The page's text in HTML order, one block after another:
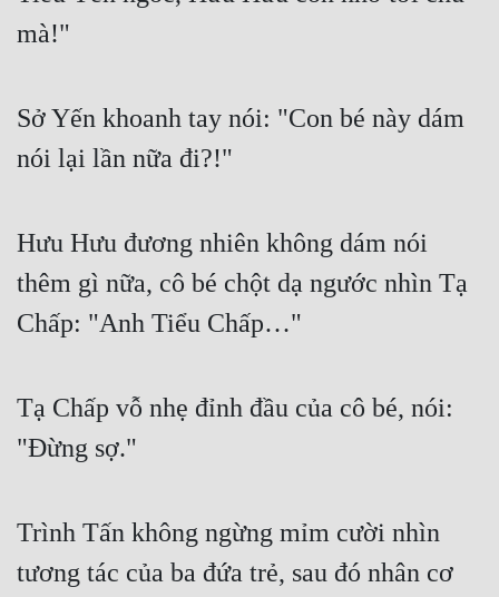
mà!"
Sở Yến khoanh tay nói: "Con bé này dám
nói lại lần nữa đi?!"
Hưu Hưu đương nhiên không dám nói
thêm gì nữa, cô bé chột dạ ngước nhìn Tạ
Chấp: "Anh Tiểu Chấp…"
Tạ Chấp vỗ nhẹ đỉnh đầu của cô bé, nói:
"Đừng sợ."
Trình Tấn không ngừng mỉm cười nhìn
tương tác của ba đứa trẻ, sau đó nhân cơ